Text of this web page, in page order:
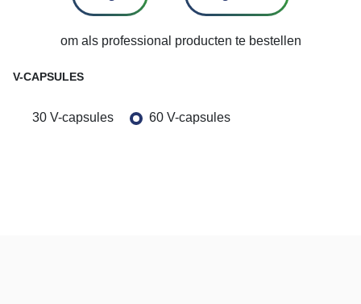
om als professional producten te bestellen
V-CAPSULES
30 V-capsules 60 V-capsules